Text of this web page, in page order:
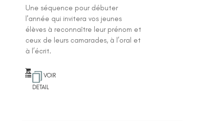
Une séquence pour débuter
l'année qui invitera vos jeunes
élèves à reconnaître leur prénom et
ceux de leurs camarades, à l’oral et
à l’écrit.
VOIR
DETAIL